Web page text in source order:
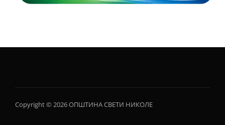
Copyright © 2026 ОПШТИНА СВЕТИ НИКОЛЕ